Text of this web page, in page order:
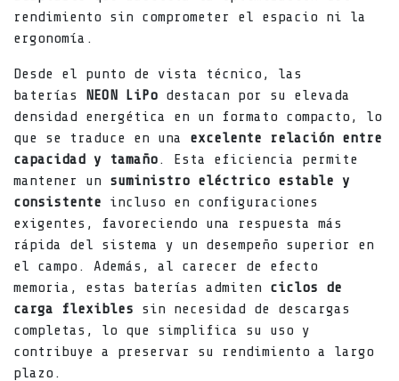
rendimiento sin comprometer el espacio ni la
ergonomía.
Desde el punto de vista técnico, las
baterías
NEON LiPo destacan por su elevada
densidad energética en un formato compacto, lo
que se traduce en una excelente relación entre
capacidad y tamaño. Esta eficiencia permite
mantener un suministro eléctrico estable y
consistente incluso en configuraciones
exigentes, favoreciendo una respuesta más
rápida del sistema y un desempeño superior en
el campo. Además, al carecer de efecto
memoria, estas baterías admiten ciclos de
carga flexibles sin necesidad de descargas
completas, lo que simplifica su uso y
contribuye a preservar su rendimiento a largo
plazo.